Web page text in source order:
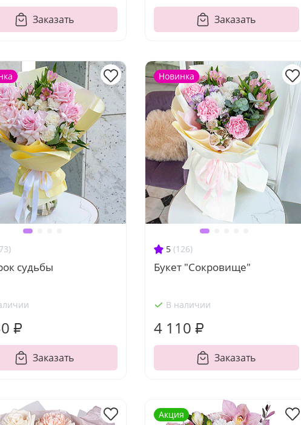
Заказать Заказать
судьбы
₽
Заказать
5 (126)
Букет "Сокровище"
В наличии
4 110 ₽
Заказать
Новинка
Акция